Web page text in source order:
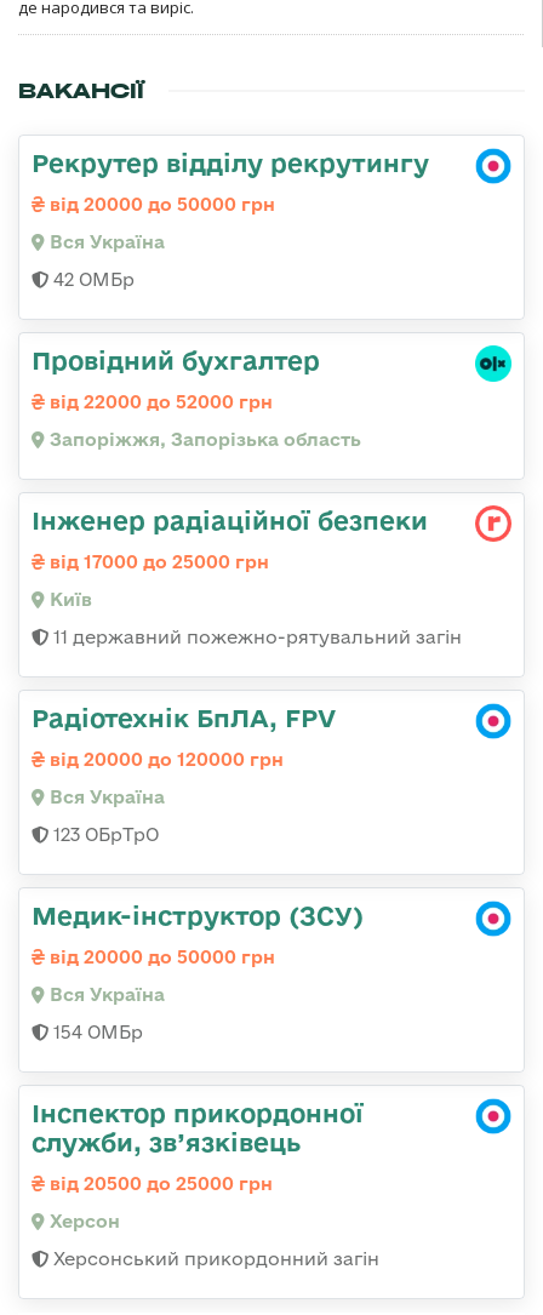
де народився та виріс.
ВАКАНСІЇ
Рекрутер відділу рекрутингу
від 20000 до 50000 грн
Вся Україна
42 ОМБр
Провідний бухгалтер
від 22000 до 52000 грн
Запоріжжя, Запорізька область
Інженер радіаційної безпеки
від 17000 до 25000 грн
Київ
11 державний пожежно-рятувальний загін
Радіотехнік БпЛА, FPV
від 20000 до 120000 грн
Вся Україна
123 ОБрТрО
Медик-інструктор (ЗСУ)
від 20000 до 50000 грн
Вся Україна
154 ОМБр
Інспектор прикордонної
служби, зв’язківець
від 20500 до 25000 грн
Херсон
Херсонський прикордонний загін